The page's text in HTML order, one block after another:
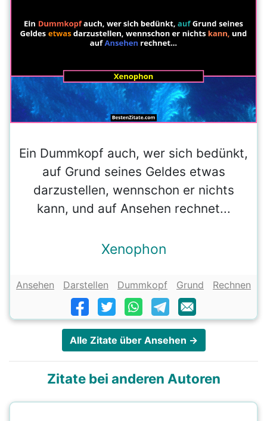
Ein Dummkopf auch, wer sich bedünkt,
auf Grund seines Geldes etwas
darzustellen, wennschon er nichts
kann, und auf Ansehen rechnet...
Xenophon
Ansehen Darstellen Dummkopf Grund Rechnen
Alle Zitate über Ansehen →
Zitate bei anderen Autoren